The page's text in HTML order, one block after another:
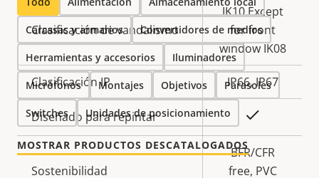
Clasificación de vandalismo
IK10 Except
for front
window IK08
Clasificación IP IP66, IP67
Diseñado para repintar
Sostenibilidad
BFR/CFR
free, PVC
Carcasas y armarios Convertidores de medios
Herramientas y accesorios Iluminadores
Micrófonos Montajes Objetivos Parasoles
Switches Unidades de posicionamiento
MOSTRAR PRODUCTOS DESCATALOGADOS